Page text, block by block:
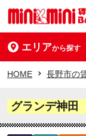
エリアから探す
HOME 長野市の
グランデ神田